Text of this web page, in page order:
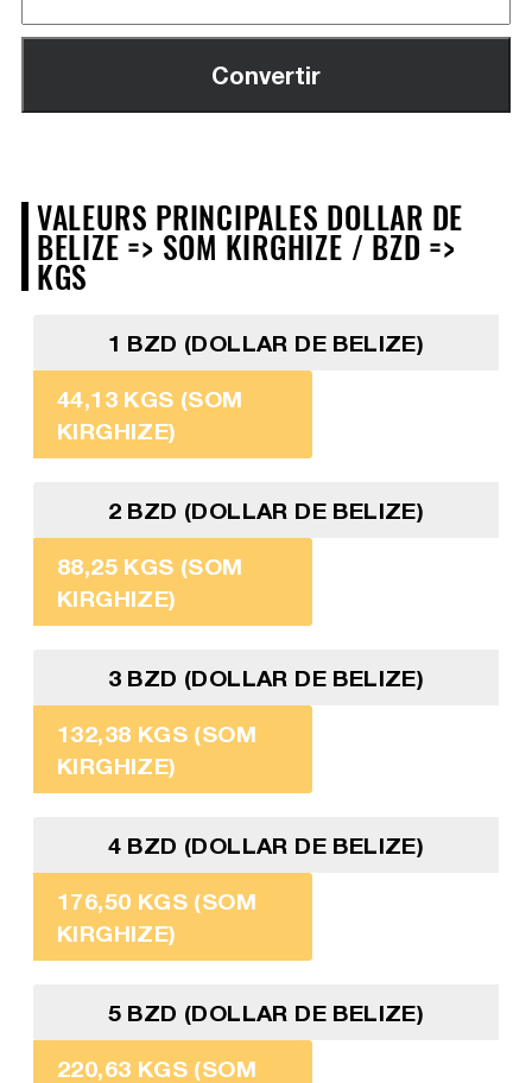
VALEURS PRINCIPALES DOLLAR DE
BELIZE => SOM KIRGHIZE / BZD =>
KGS
1 BZD (DOLLAR DE BELIZE)
44,13 KGS (SOM
KIRGHIZE)
2 BZD (DOLLAR DE BELIZE)
88,25 KGS (SOM
KIRGHIZE)
3 BZD (DOLLAR DE BELIZE)
132,38 KGS (SOM
KIRGHIZE)
4 BZD (DOLLAR DE BELIZE)
176,50 KGS (SOM
KIRGHIZE)
5 BZD (DOLLAR DE BELIZE)
220,63 KGS (SOM